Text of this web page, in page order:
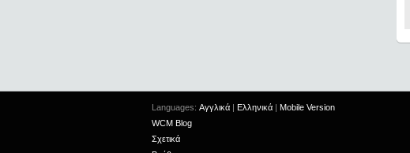
Languages: Αγγλικά | Ελληνικά | Mobile Version
WCM Blog
Σχετικά